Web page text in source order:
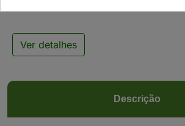
Ver detalhes
Descrição